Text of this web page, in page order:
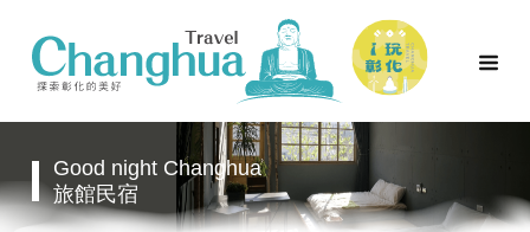
Good night Changhua
旅館民宿